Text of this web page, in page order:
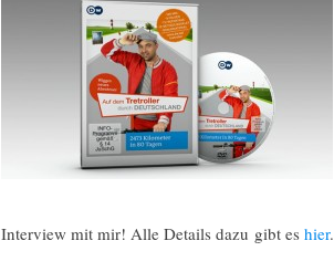
Interview mit mir! Alle Details dazu gibt es hier.